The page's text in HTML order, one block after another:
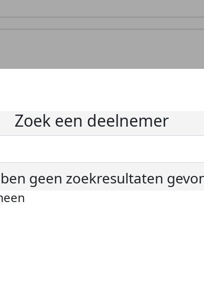
Zoek een deelnemer
geen zoekresultaten